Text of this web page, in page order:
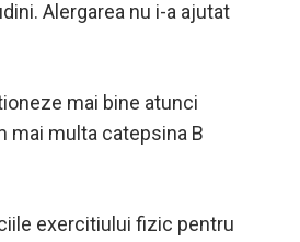
Alergarea nu i-a ajutat
mai bine atunci
mai multa catepsina B
exercitiului fizic pentru